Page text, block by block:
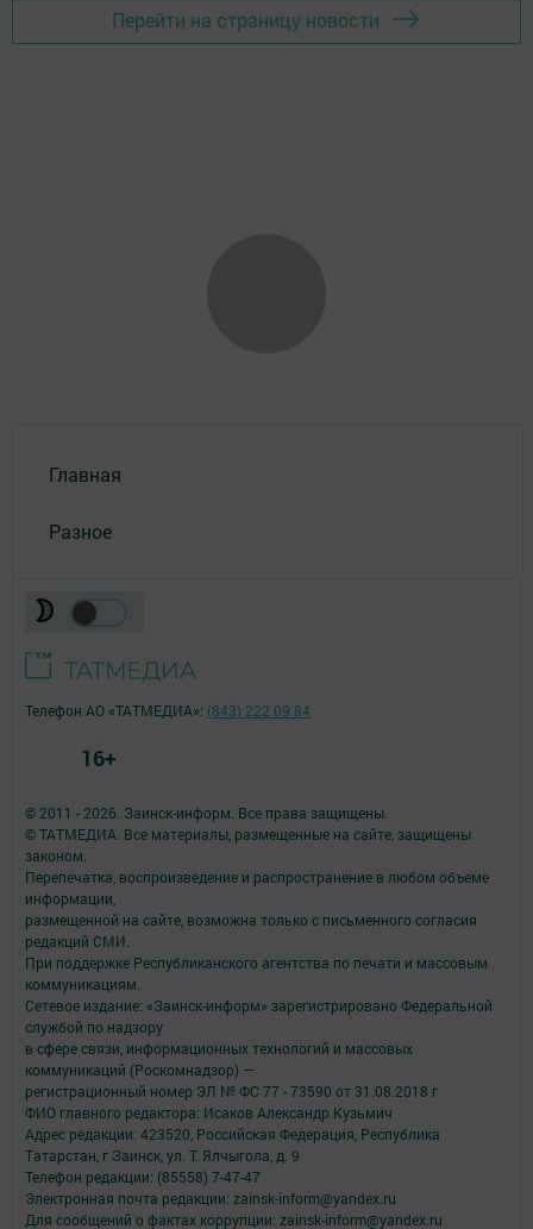
Перейти на страницу новости
Главная
Разное
© 2011 - 2026. Заинск-информ. Все права защищены.
© ТАТМЕДИА. Все материалы, размещенные на сайте, защищены
законом.
Перепечатка, воспроизведение и распространение в любом объеме
информации,
размещенной на сайте, возможна только с письменного согласия
редакций СМИ.
При поддержке Республиканского агентства по печати и массовым
коммуникациям.
Сетевое издание: «Заинск-информ» зарегистрировано Федеральной
службой по надзору
в сфере связи, информационных технологий и массовых
коммуникаций (Роскомнадзор) —
регистрационный номер ЭЛ № ФС 77 - 73590 от 31.08.2018 г
ФИО главного редактора: Исаков Александр Кузьмич
Адрес редакции: 423520, Российская Федерация, Республика
Татарстан, г Заинск, ул. Т. Ялчыгола, д. 9
Телефон редакции: (85558) 7-47-47
Электронная почта редакции: zainsk-inform@yandex.ru
Для сообщений о фактах коррупции: zainsk-inform@yandex.ru
Телефон АО «ТАТМЕДИА»: (843) 222 09 84
16+